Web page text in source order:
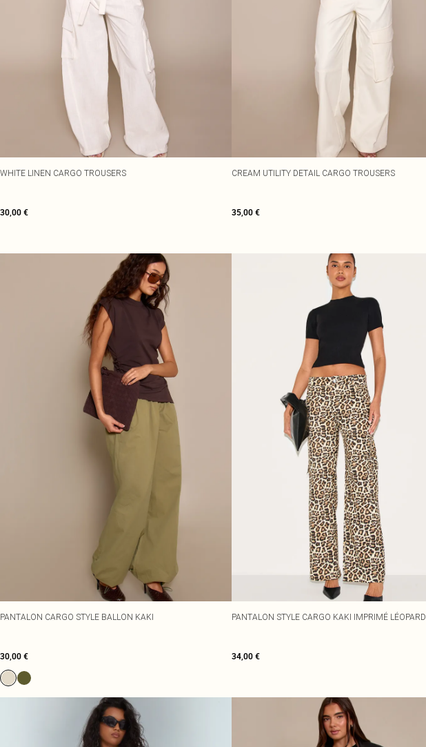
WHITE LINEN CARGO TROUSERS
30,00 €
CREAM UTILITY DETAIL CARGO TROUSERS
35,00 €
PANTALON CARGO STYLE BALLON KAKI
30,00 €
PANTALON STYLE CARGO KAKI IMPRIMÉ LÉOPARD
34,00 €